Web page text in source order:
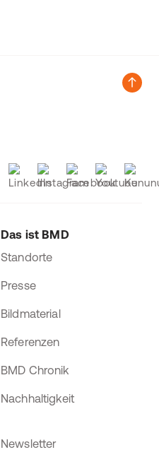
Das ist BMD
Standorte
Presse
Bildmaterial
Referenzen
BMD Chronik
Nachhaltigkeit
Newsletter